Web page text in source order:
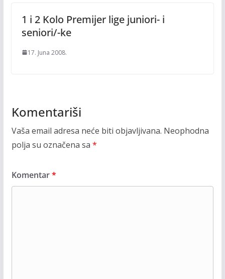
1 i 2 Kolo Premijer lige juniori- i
seniori/-ke
17. Juna 2008.
Komentariši
Vaša email adresa neće biti objavljivana. Neophodna
polja su označena sa *
Komentar*